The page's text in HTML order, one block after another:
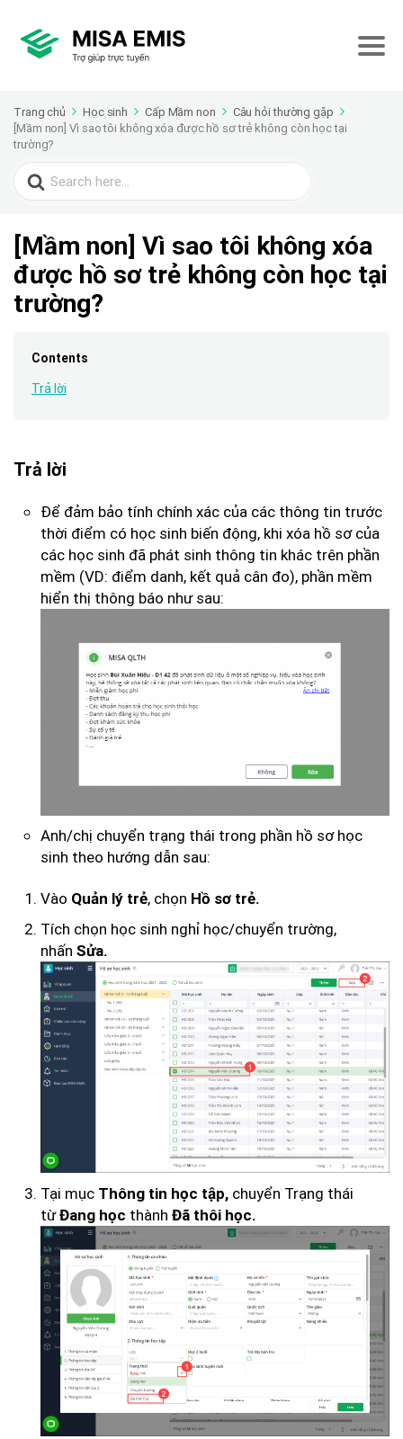
Trang chủ Học sinh Cấp Mầm non
Câu hỏi thường gặp
[Mầm non] Vì sao tôi không xóa được hồ sơ trẻ không còn học tại
trường?
Search
for:
[Mầm non] Vì sao tôi không xóa
được hồ sơ trẻ không còn học tại
trường?
Contents
Trả lời
Trả lời
Để đảm bảo tính chính xác của các thông tin trước
thời điểm có học sinh biến động, khi xóa hồ sơ của
các học sinh đã phát sinh thông tin khác trên phần
mềm (VD: điểm danh, kết quả cân đo), phần mềm
hiển thị thông báo như sau:
Anh/chị chuyển trạng thái trong phần hồ sơ học
sinh theo hướng dẫn sau:
Vào Quản lý trẻ, chọn Hồ sơ trẻ.
Tích chọn học sinh nghỉ học/chuyển trường,
nhấn Sửa.
Tại mục Thông tin học tập, chuyển Trạng thái
từĐang học thành Đã thôi học.